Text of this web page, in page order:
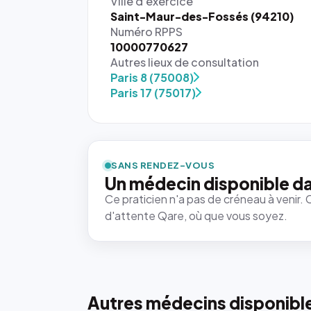
Saint-Maur-des-Fossés (94210)
Numéro RPPS
10000770627
Autres lieux de consultation
Paris 8 (75008)
Paris 17 (75017)
SANS RENDEZ-VOUS
Un médecin disponible
Ce praticien n'a pas de créneau à
d'attente Qare, où que vous soyez.
Autres médecins
rendue par
`.profile-
picture`,
et un
rapport 1:1
qui reste
juste à
photo est